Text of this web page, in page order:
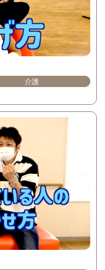
介護